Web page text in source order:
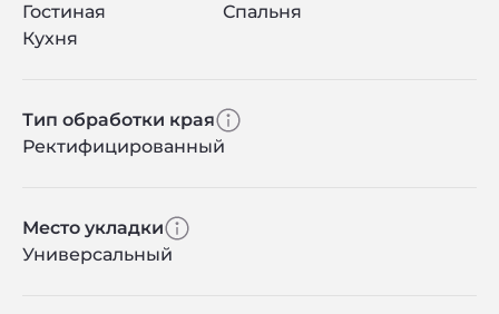
Гостиная
Спальня
Кухня
Тип обработки края
Ректифицированный
Место укладки
Универсальный